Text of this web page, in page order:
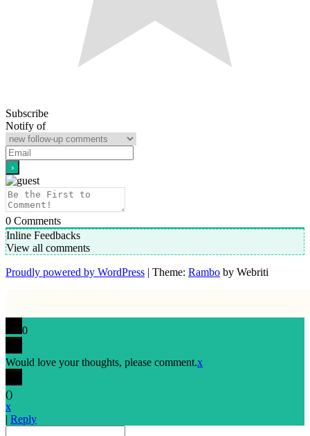
Subscribe
Notify of
0 Comments
Inline Feedbacks
View all comments
Proudly powered by WordPress | Theme: Rambo by Webriti
0
Would love your thoughts, please comment.x
()
x
| Reply